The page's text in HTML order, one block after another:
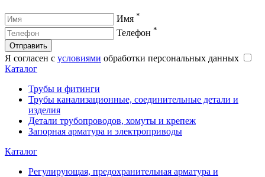
Имя *
Телефон *
Отправить
Я согласен с условиями обработки персональных данных
Каталог
Трубы и фитинги
Трубы канализационные, соединительные детали и
изделия
Детали трубопроводов, хомуты и крепеж
Запорная арматура и электроприводы
Каталог
Регулирующая, предохранительная арматура и